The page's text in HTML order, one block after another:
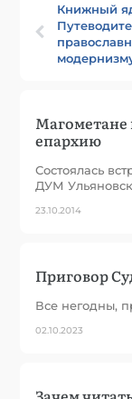
Книжный
Магометане
епархию
Состоялась
ДУМ
23.10.2014
Приговор
Все негодны,
02.10.2023